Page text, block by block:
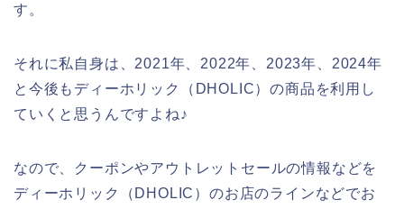
す。
それに私自身は、2021年、2022年、2023年、2024年
と今後もディーホリック（DHOLIC）の商品を利用し
ていくと思うんですよね♪
なので、クーポンやアウトレットセールの情報などを
ディーホリック（DHOLIC）のお店のラインなどでお